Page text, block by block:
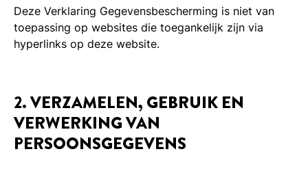
Deze Verklaring Gegevensbescherming is niet van
toepassing op websites die toegankelijk zijn via
hyperlinks op deze website.
2. VERZAMELEN, GEBRUIK EN
VERWERKING VAN
PERSOONSGEGEVENS